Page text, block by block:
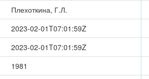
Плехоткина, Г.Л.
2023-02-01T07:01:59Z
2023-02-01T07:01:59Z
1981